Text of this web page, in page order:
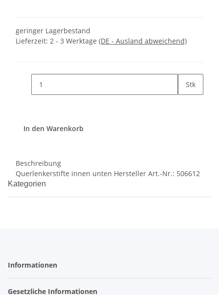
geringer Lagerbestand
Lieferzeit: 2 - 3 Werktage (DE - Ausland abweichend)
Stk
In den Warenkorb
Beschreibung
Querlenkerstifte innen unten Hersteller Art.-Nr.: 506612
Kategorien
Informationen
Gesetzliche Informationen